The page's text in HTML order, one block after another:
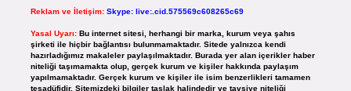
Reklam ve İletişim: Skype: live:.cid.575569c608265c69
Yasal Uyarı: Bu internet sitesi, herhangi bir marka, kurum veya şahıs
şirketi ile hiçbir bağlantısı bulunmamaktadır. Sitede yalnızca kendi
hazırladığımız makaleler paylaşılmaktadır. Burada yer alan içerikler haber
niteliği taşımamakta olup, gerçek kurum ve kişiler hakkında paylaşım
yapılmamaktadır. Gerçek kurum ve kişiler ile isim benzerlikleri tamamen
tesadüfidir. Sitemizdeki bilgiler taslak halindedir ve tavsiye niteliği